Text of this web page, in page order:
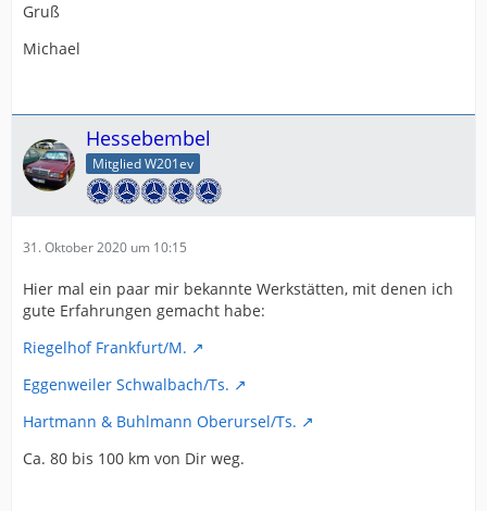
Gruß
Michael
Hessebembel
Mitglied W201ev
31. Oktober 2020 um 10:15
Hier mal ein paar mir bekannte Werkstätten, mit denen ich
gute Erfahrungen gemacht habe:
Riegelhof Frankfurt/M.
Eggenweiler Schwalbach/Ts.
Hartmann & Buhlmann Oberursel/Ts.
Ca. 80 bis 100 km von Dir weg.